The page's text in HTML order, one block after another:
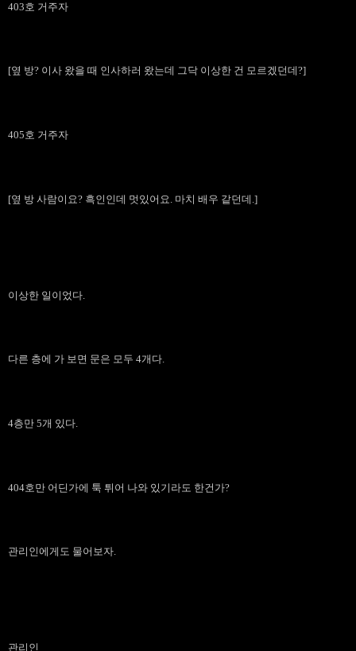
403호 거주자
[옆 방? 이사 왔을 때 인사하러 왔는데 그닥 이상한 건 모르겠던데?]
405호 거주자
[옆 방 사람이요? 흑인인데 멋있어요. 마치 배우 같던데.]
이상한 일이었다.
다른 층에 가 보면 문은 모두 4개다.
4층만 5개 있다.
404호만 어딘가에 툭 튀어 나와 있기라도 한건가?
관리인에게도 물어보자.
관리인